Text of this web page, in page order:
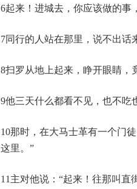
6起来！进城去，你应该做的事
7同行的人站在那里，说不出话
8扫罗从地上起来，睁开眼睛，
9他三天什么都看不见，也不吃
10那时，在大马士革有一个门
这里。”
11主对他说：“起来！往那叫直